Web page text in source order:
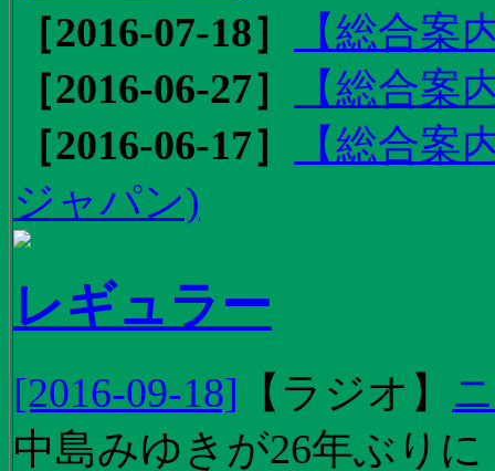
［2016-07-18］
【総合案
［2016-06-27］
【総合案
［2016-06-17］
【総合
ジャパン)
レギュラー
[2016-09-18] 【 ラジオ 】
中島みゆきが26年ぶり